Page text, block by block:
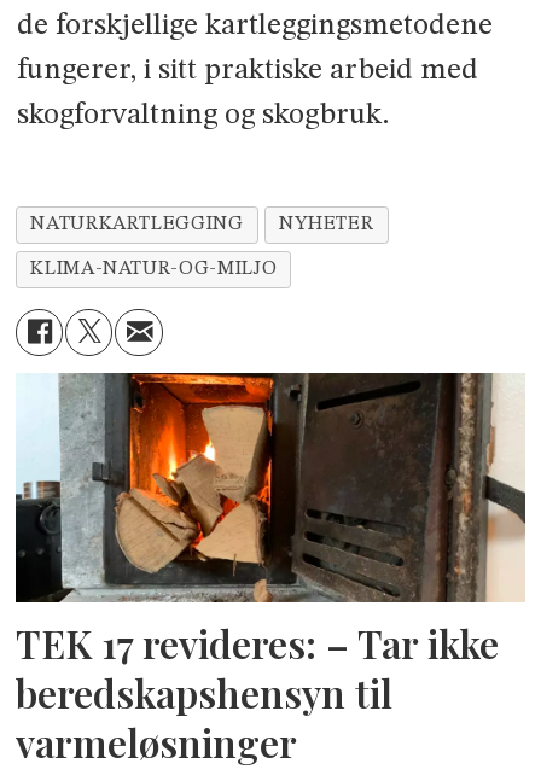
de forskjellige kartleggingsmetodene
fungerer, i sitt praktiske arbeid med
skogforvaltning og skogbruk.
NATURKARTLEGGING NYHETER
KLIMA-NATUR-OG-MILJO
TEK 17 revideres: – Tar ikke
beredskapshensyn til
varmeløsninger